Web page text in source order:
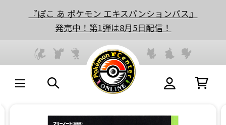
『ぽこ あ ポケモン エキスパンションパス』
発売中！第1弾は8月5日配信！